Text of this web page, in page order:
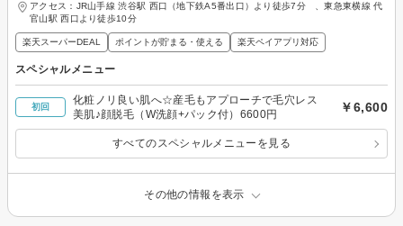
アクセス：JR山手線 渋谷駅 西口（地下鉄A5番出口）より徒歩7分 、東急東横線 代
官山駅 西口より徒歩10分
楽天スーパーDEAL ポイントが貯まる・使える 楽天ペイアプリ対応
スペシャルメニュー
初回
化粧ノリ良い肌へ☆産毛もアプローチで毛穴レス
美肌♪顔脱毛（W洗顔+パック付）6600円
￥6,600
すべてのスペシャルメニューを見る
その他の情報を表示